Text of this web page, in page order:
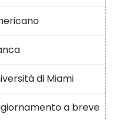
di Miami
a breve